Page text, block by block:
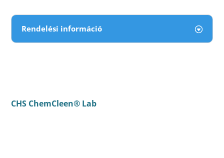
Rendelési információ
CHS ChemCleen® Lab